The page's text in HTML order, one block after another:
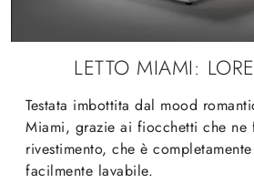
LETTO MIAMI:
Testata imbottita dal mood
Miami, grazie ai fiocchetti che ne
rivestimento, che è
facilmente lavabile.